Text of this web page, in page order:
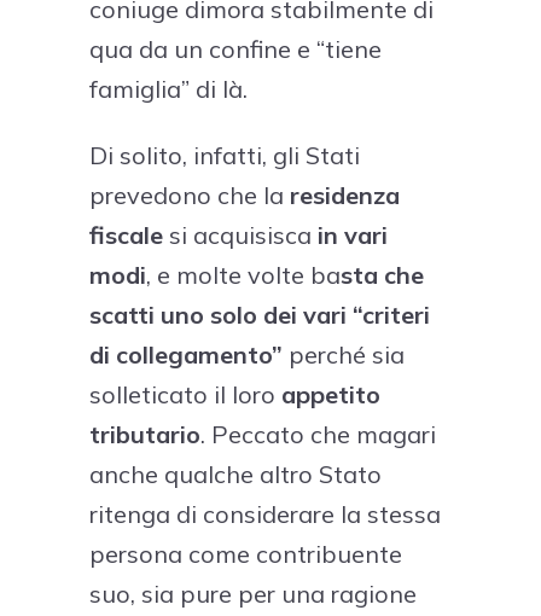
coniuge dimora stabilmente di
qua da un confine e “tiene
famiglia” di là.
Di solito, infatti, gli Stati
prevedono che la residenza
fiscale si acquisisca in vari
modi, e molte volte basta che
scatti uno solo dei vari “criteri
di collegamento” perché sia
solleticato il loro appetito
tributario. Peccato che magari
anche qualche altro Stato
ritenga di considerare la stessa
persona come contribuente
suo, sia pure per una ragione